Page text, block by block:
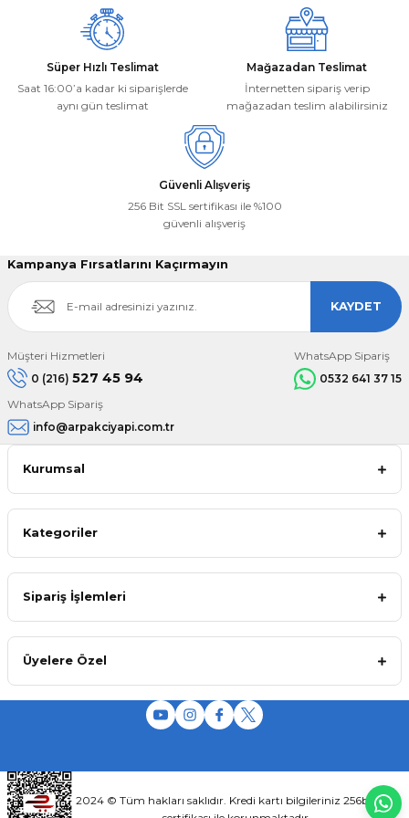
Süper Hızlı Teslimat
Saat 16:00’a kadar ki siparişlerde
aynı gün teslimat
Mağazadan Teslimat
İnternetten sipariş verip
mağazadan teslim alabilirsiniz
Güvenli Alışveriş
256 Bit SSL sertifikası ile %100
güvenli alışveriş
Kampanya Fırsatlarını Kaçırmayın
KAYDET
Müşteri Hizmetleri
0 (216) 527 45 94
WhatsApp Sipariş
0532 641 37 15
WhatsApp Sipariş
info@arpakciyapi.com.tr
Kurumsal
Kategoriler
Sipariş İşlemleri
Üyelere Özel
2024 © Tüm hakları saklıdır. Kredi kartı bilgileriniz 256bit SSL